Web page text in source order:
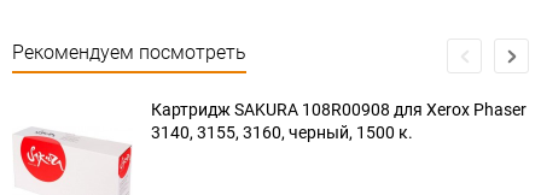
Рекомендуем посмотреть
Картридж SAKURA 108R00908 для Xerox Phaser
3140, 3155, 3160, черный, 1500 к.